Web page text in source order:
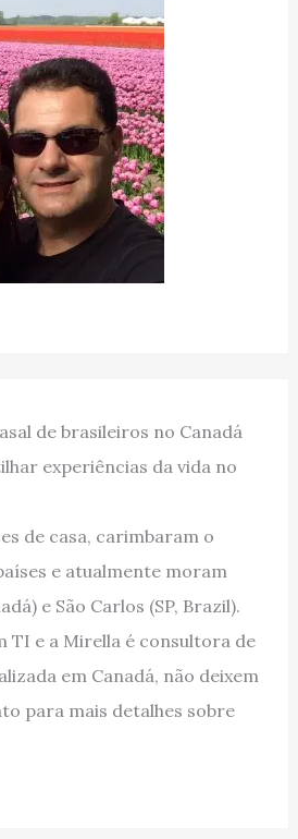
de brasileiros no Canadá
experiências da vida no
de casa, carimbaram o
e atualmente moram
e São Carlos (SP, Brazil).
TI e a Mirella é consultora de
em Canadá, não deixem
para mais detalhes sobre